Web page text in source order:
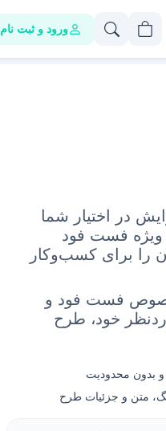
ورود و ثبت نام
در اختیار شما
ویژه فست فود
را برای کسب‌وکار
مخصوص فست فود و
خود، طرح
و بدون محدودیت
متن و جزئیات طرح